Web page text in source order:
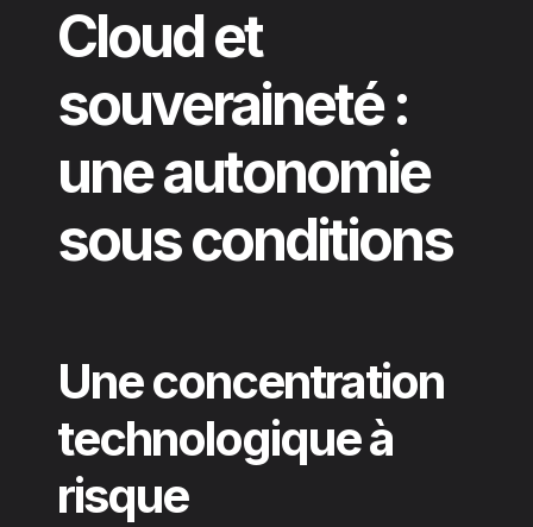
Cloud et
souveraineté :
une autonomie
sous conditions
Une concentration
technologique à
risque